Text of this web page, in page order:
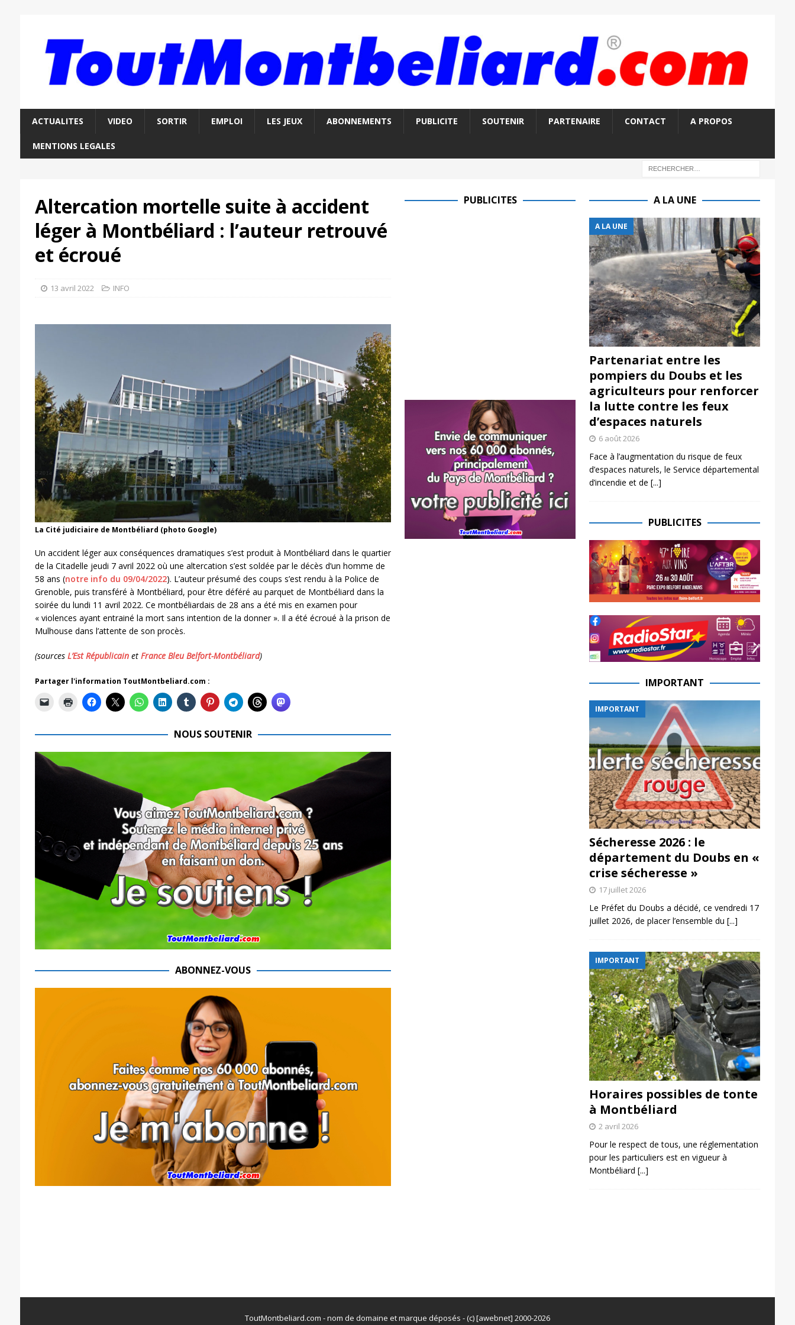
ACTUALITES VIDEO SORTIR EMPLOI LES JEUX ABONNEMENTS PUBLICITE SOUTENIR PARTENAIRE CONTACT A PROPOS
MENTIONS LEGALES
Altercation mortelle suite à accident
léger à Montbéliard : l’auteur retrouvé
et écroué
13 avril 2022 INFO
La Cité judiciaire de Montbéliard (photo Google)
Un accident léger aux conséquences dramatiques s’est produit à Montbéliard dans le quartier
de la Citadelle jeudi 7 avril 2022 où une altercation s’est soldée par le décès d’un homme de
58 ans (notre info du 09/04/2022). L’auteur présumé des coups s’est rendu à la Police de
Grenoble, puis transféré à Montbéliard, pour être déféré au parquet de Montbéliard dans la
soirée du lundi 11 avril 2022. Ce montbéliardais de 28 ans a été mis en examen pour
« violences ayant entrainé la mort sans intention de la donner ». Il a été écroué à la prison de
Mulhouse dans l’attente de son procès.
(sources L’Est Républicainet France Bleu Belfort-Montbéliard)
Partager l'information ToutMontbeliard.com :
NOUS SOUTENIR
ABONNEZ-VOUS
PUBLICITES A LA UNE
A LA UNE
Partenariat entre les
pompiers du Doubs et les
agriculteurs pour renforcer
la lutte contre les feux
d’espaces naturels
6 août 2026
Face à l’augmentation du risque de feux
d’espaces naturels, le Service départemental
d’incendie et de [...]
PUBLICITES
IMPORTANT
IMPORTANT
Sécheresse 2026 : le
département du Doubs en «
crise sécheresse »
17 juillet 2026
Le Préfet du Doubs a décidé, ce vendredi 17
juillet 2026, de placer l’ensemble du [...]
IMPORTANT
Horaires possibles de tonte
à Montbéliard
2 avril 2026
Pour le respect de tous, une réglementation
pour les particuliers est en vigueur à
Montbéliard [...]
ToutMontbeliard.com - nom de domaine et marque déposés - (c) [awebnet] 2000-2026